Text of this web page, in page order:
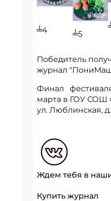
╧4 ╧5
Победитель
журнал
Финал
марта в ГОУ СОШ
ул. Люблинская, д.
Ждем тебя в
Купить журнал